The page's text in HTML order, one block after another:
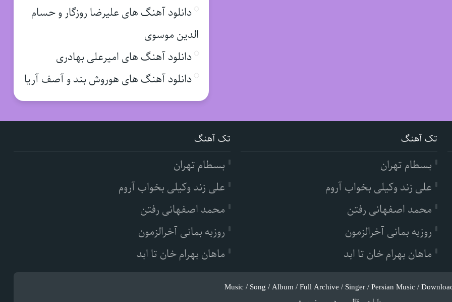
دانلود آهنگ های علیرضا روزگار و حسام
الدین موسوی
دانلود آهنگ های امیرعلی بهادری
دانلود آهنگ های هوروش بند و آصف آریا
تک آهنگ
بسطام تهران
علی زند وکیلی بخواب آروم
محمد اصفهانی رفتن
روزبه بمانی آخرالزمون
ماهان بهرام خان تا ابد
تک آهنگ
بسطام تهران
علی زند وکیلی بخواب آروم
محمد اصفهانی رفتن
روزبه بمانی آخرالزمون
ماهان بهرام خان تا ابد
Music / Song / Album / Full Archive / Singer / Persian Music /